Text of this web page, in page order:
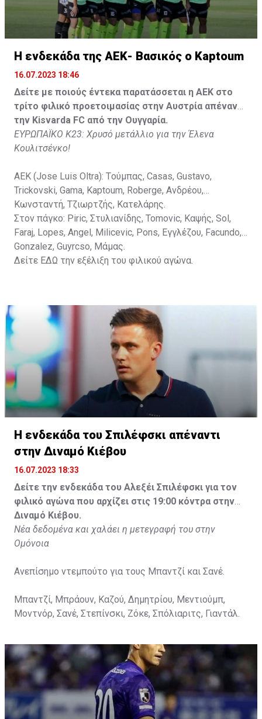
Gonzalez, Guyrcso, Μάμας.
Κisvarda FC (Milos Kruscic): Kovacs, Navratil, Raul, Szor,
Lippai, Alic, Kormendi, Makowski, Czekus, Ilievski,
Spasic.
Στον πάγκο: Petkovic, Cipetic, Kovasic, Jovicic, Szeles,
Vida, Otvos, Lucas, Camas, Mesanovic.
H ενδεκάδα της ΑΕΚ- Βασικός ο Kaptoum
16.07.2023 18:46
Δείτε με ποιούς έντεκα παρατάσσεται η ΑΕΚ στο
τρίτο φιλικό προετοιμασίας στην Αυστρία απέναντι
την Kisvarda FC από την Ουγγαρία.
ΕΥΡΩΠΑΪΚΟ Κ23: Χρυσό μετάλλιο για την Έλενα
Κουλιτσένκο!
ΑΕΚ (Jose Luis Oltra): Tούμπας, Casas, Gustavo,
Trickovski, Gama, Κaptoum, Roberge, Aνδρέου,
Κωνσταντή, Τζιωρτζής, Κατελάρης.
Στον πάγκο: Piric, Στυλιανίδης, Tomovic, Καψής, Sol,
Faraj, Lopes, Angel, Milicevic, Pons, Εγγλέζου, Facundo,
Gonzalez, Guyrcso, Μάμας.
Δείτε ΕΔΩ την εξέλιξη του φιλικού αγώνα.
Η ενδεκάδα του Σπιλέφσκι απέναντι
στην Διναμό Κιέβου
16.07.2023 18:33
Δείτε την ενδεκάδα του Αλεξέι Σπιλέφσκι για τον
φιλικό αγώνα που αρχίζει στις 19:00 κόντρα στην
Διναμό Κιέβου.
Νέα δεδομένα και χαλάει η μετεγραφή του στην
Ομόνοια
Ανεπίσημο ντεμπούτο για τους Μπαντζί και Σανέ.
Μπαντζί, Μπράουν, Καζού, Δημητρίου, Μεντιούμπ,
Μοντνόρ, Σανέ, Στεπίνσκι, Ζόκε, Σπόλιαριτς, Γιαντάλ.